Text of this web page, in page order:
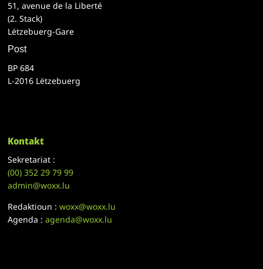
51, avenue de la Liberté
(2. Stack)
Lëtzebuerg-Gare
Post
BP 684
L-2016 Lëtzebuerg
Kontakt
Sekretariat :
(00)352 29 79 99
admin@woxx.lu
Redaktioun :woxx@woxx.lu
Agenda :agenda@woxx.lu